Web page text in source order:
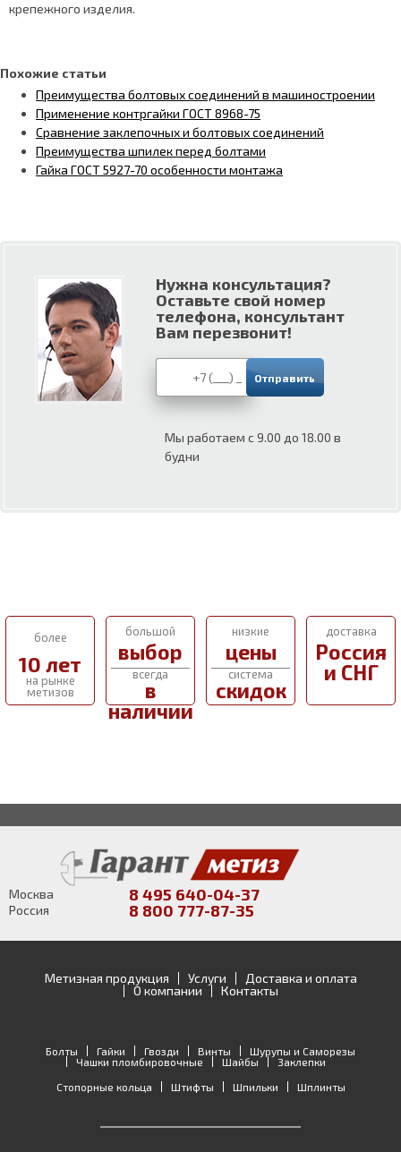
крепежного изделия.
Похожие статьи
Преимущества болтовых соединений в машиностроении
Применение контргайки ГОСТ 8968-75
Сравнение заклепочных и болтовых соединений
Преимущества шпилек перед болтами
Гайка ГОСТ 5927-70 особенности монтажа
Нужна консультация?
Оставьте свой номер
телефона, консультант
Вам перезвонит!
Мы работаем с 9.00 до 18.00 в
будни
более
10 лет
на рынке
метизов
большой
выбор
всегда
в
наличии
низкие
цены
система
скидок
доставка
Россия
и СНГ
Москва 8 495 640-04-37
Россия 8 800 777-87-35
Метизная продукция Услуги
Доставка и оплата
О компании
Контакты
Болты Гайки Гвозди Винты
Шурупы и Саморезы
Чашки пломбировочные
Шайбы
Заклепки
Стопорные кольца
Штифты Шпильки Шплинты